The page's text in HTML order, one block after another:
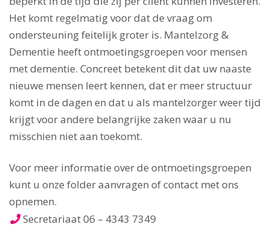
Het komt regelmatig voor dat de vraag om
ondersteuning feitelijk groter is. Mantelzorg &
Dementie heeft ontmoetingsgroepen voor mensen
met dementie. Concreet betekent dit dat uw naaste
nieuwe mensen leert kennen, dat er meer structuur
komt in de dagen en dat u als mantelzorger weer tijd
krijgt voor andere belangrijke zaken waar u nu
misschien niet aan toekomt.
Voor meer informatie over de ontmoetingsgroepen
kunt u onze folder aanvragen of contact met ons
opnemen.
Secretariaat06 – 4343 7349